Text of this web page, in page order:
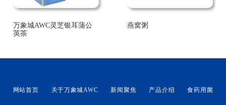
万象城AWC灵芝银耳蒲公
英茶
燕窝粥
网站首页 关于万象城AWC 新闻聚焦 产品介绍 食药用菌